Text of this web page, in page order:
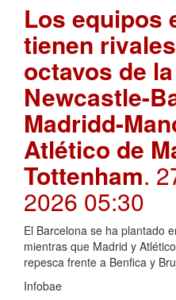
Los equipos
tienen
octavos de
Newcastle-
Madridd-
Atlético de
Tottenham.
2026 05:30
El Barcelona se ha plantado
mientras que Madrid y
repesca frente a Benfica y
Infobae